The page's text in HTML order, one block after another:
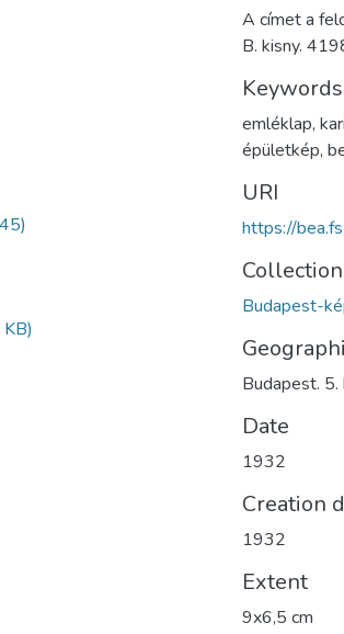
A címet a
B. kisny.
Keywords
emléklap,
épületkép,
URI
https://
Budapest-
Budapest.
Date
1932
Creation
1932
Extent
9x6,5 cm